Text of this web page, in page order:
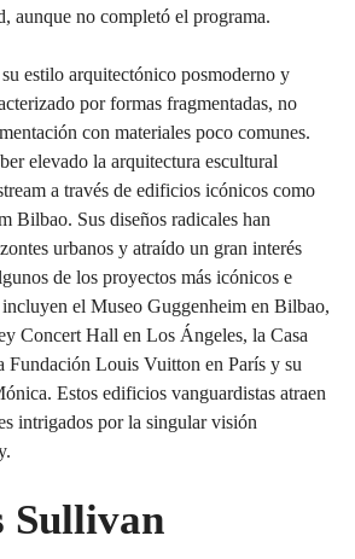
aunque no completó el programa.
estilo arquitectónico posmoderno y
por formas fragmentadas, no
con materiales poco comunes.
elevado la arquitectura escultural
a través de edificios icónicos como
Bilbao. Sus diseños radicales han
urbanos y atraído un gran interés
de los proyectos más icónicos e
el Museo Guggenheim en Bilbao,
Concert Hall en Los Ángeles, la Casa
Fundación Louis Vuitton en París y su
Estos edificios vanguardistas atraen
intrigados por la singular visión
Sullivan